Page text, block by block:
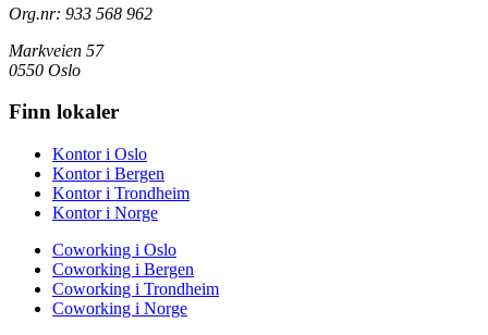
Org.nr: 933 568 962
Markveien 57
0550 Oslo
Finn lokaler
Kontor i Oslo
Kontor i Bergen
Kontor i Trondheim
Kontor i Norge
Coworking i Oslo
Coworking i Bergen
Coworking i Trondheim
Coworking i Norge